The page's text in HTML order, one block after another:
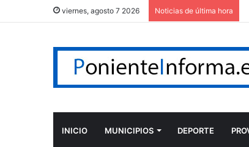
viernes, agosto 7 2026 Noticias de última hora
INICIO MUNICIPIOS DEPORTE